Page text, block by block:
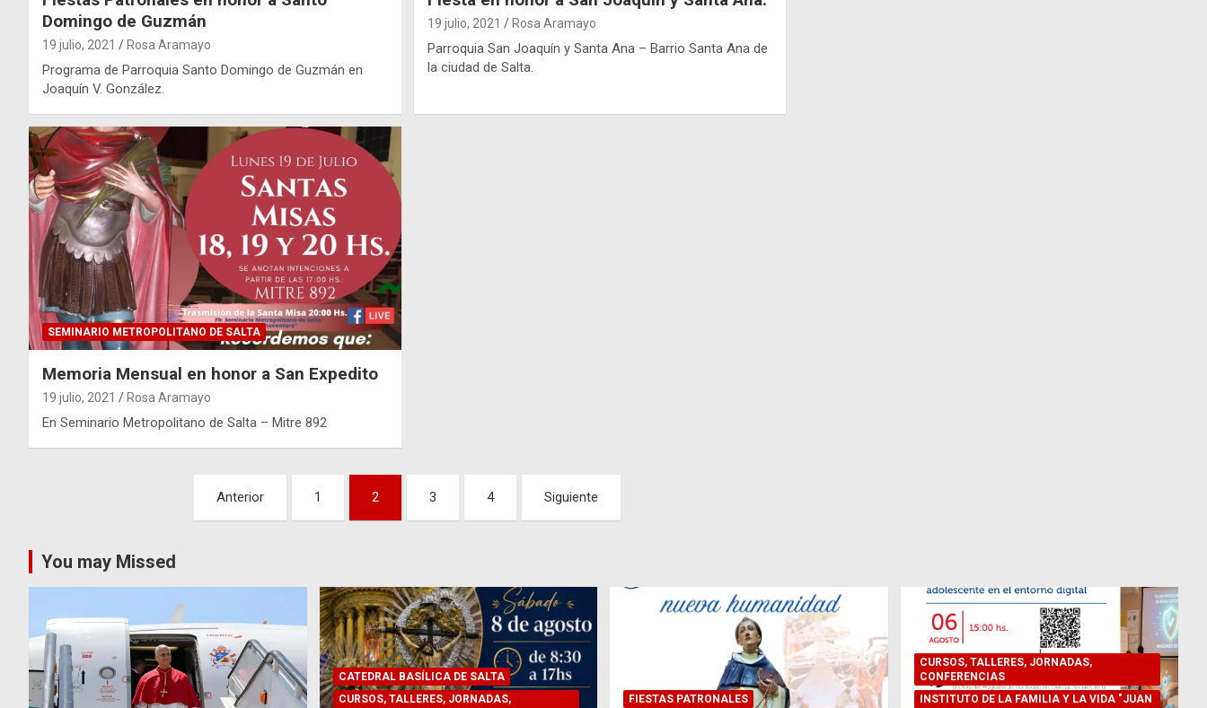
Domingo de Guzmán
19 julio, 2021 Rosa Aramayo
Programa de Parroquia Santo Domingo de Guzmán en
Joaquín V. González.
19 julio, 2021 Rosa Aramayo
Parroquia San Joaquín y Santa Ana – Barrio Santa Ana de
la ciudad de Salta.
SEMINARIO METROPOLITANO DE SALTA
Memoria Mensual en honor a San Expedito
19 julio, 2021 Rosa Aramayo
En Seminario Metropolitano de Salta – Mitre 892
entradas
Anterior 1 2 3 4 Siguiente
You may Missed
CATEDRAL BASÍLICA DE SALTA
CURSOS, TALLERES, JORNADAS,
FIESTAS PATRONALES
CURSOS, TALLERES, JORNADAS,
CONFERENCIAS
INSTITUTO DE LA FAMILIA Y LA VIDA "JUAN